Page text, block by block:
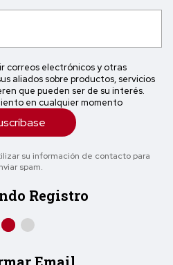
correos electrónicos y otras
aliados sobre productos, servicios
que pueden ser de su interés.
en cualquier momento
su información de contacto para
spam.
Registro